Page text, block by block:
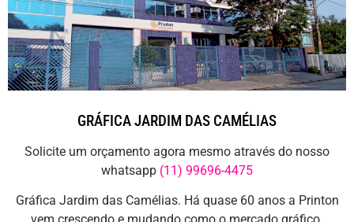
GRÁFICA JARDIM DAS CAMÉLIAS
Solicite um orçamento agora mesmo através do nosso
whatsapp (11) 99696-4475
Gráfica Jardim das Camélias. Há quase 60 anos a Printon